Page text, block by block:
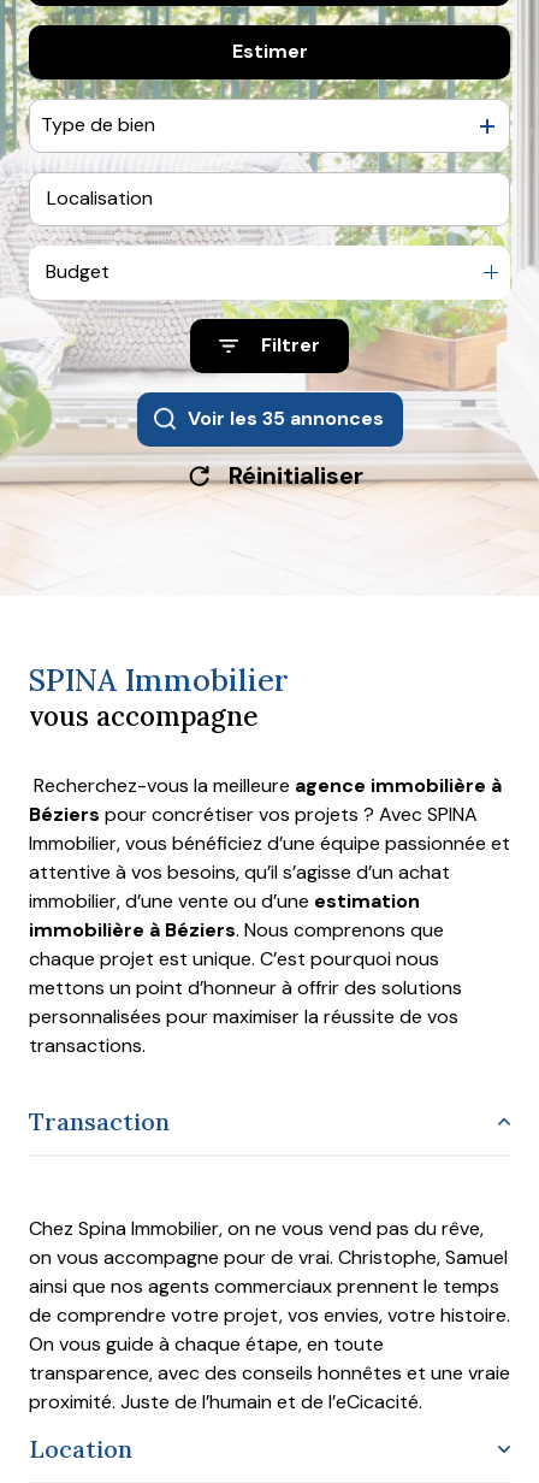
contacter
Nous
rejoindre
De l'immo pro
De l'immo pro
Estimer
Type de bien
Budget
Filtrer
Voir les 35annonces
Réinitialiser
SPINA Immobilier
vous accompagne
Recherchez-vous la meilleure agence immobilière à
Béziers pour concrétiser vos projets ? Avec SPINA
Immobilier, vous bénéficiez d’une équipe passionnée et
attentive à vos besoins, qu’il s’agisse d’un achat
immobilier, d’une vente ou d’une estimation
immobilière à Béziers. Nous comprenons que
chaque projet est unique. C’est pourquoi nous
mettons un point d’honneur à offrir des solutions
personnalisées pour maximiser la réussite de vos
transactions.
Transaction
Chez Spina Immobilier, on ne vous vend pas du rêve,
on vous accompagne pour de vrai. Christophe, Samuel
ainsi que nos agents commerciaux prennent le temps
de comprendre votre projet, vos envies, votre histoire.
On vous guide à chaque étape, en toute
transparence, avec des conseils honnêtes et une vraie
proximité. Juste de l’humain et de l’eCicacité.
Location